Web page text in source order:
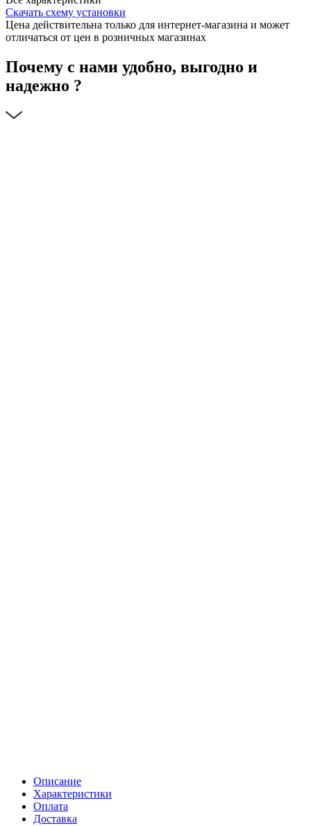
Скачать схему установки
Цена действительна только для интернет-магазина и может
отличаться от цен в розничных магазинах
Почему с нами удобно, выгодно и
надежно ?
Описание
Характеристики
Оплата
Доставка